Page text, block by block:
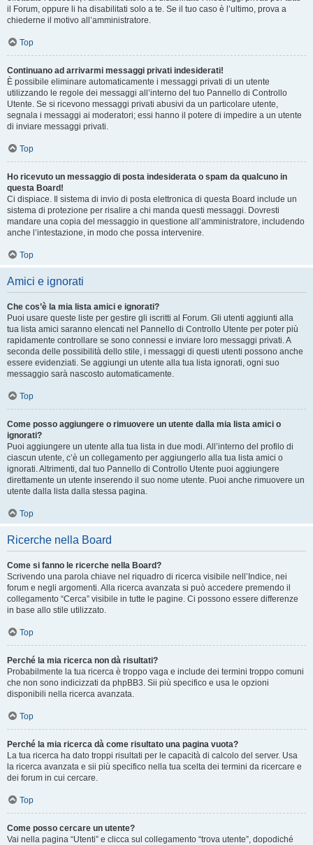
il Forum, oppure li ha disabilitati solo a te. Se il tuo caso è l’ultimo, prova a
chiederne il motivo all’amministratore.
Top
Continuano ad arrivarmi messaggi privati indesiderati!
È possibile eliminare automaticamente i messaggi privati ​​di un utente
utilizzando le regole dei messaggi all’interno del tuo Pannello di Controllo
Utente. Se si ricevono messaggi privati ​​abusivi da un particolare utente,
segnala i messaggi ai moderatori; essi hanno il potere di impedire a un utente
di inviare messaggi privati​​.
Top
Ho ricevuto un messaggio di posta indesiderata o spam da qualcuno in
questa Board!
Ci dispiace. Il sistema di invio di posta elettronica di questa Board include un
sistema di protezione per risalire a chi manda questi messaggi. Dovresti
mandare una copia del messaggio in questione all’amministratore, includendo
anche l’intestazione, in modo che possa intervenire.
Top
Amici e ignorati
Che cos’è la mia lista amici e ignorati?
Puoi usare queste liste per gestire gli iscritti al Forum. Gli utenti aggiunti alla
tua lista amici saranno elencati nel Pannello di Controllo Utente per poter più
rapidamente controllare se sono connessi e inviare loro messaggi privati. A
seconda delle possibilità dello stile, i messaggi di questi utenti possono anche
essere evidenziati. Se aggiungi un utente alla tua lista ignorati, ogni suo
messaggio sarà nascosto automaticamente.
Top
Come posso aggiungere o rimuovere un utente dalla mia lista amici o
ignorati?
Puoi aggiungere un utente alla tua lista in due modi. All’interno del profilo di
ciascun utente, c’è un collegamento per aggiungerlo alla tua lista amici o
ignorati. Altrimenti, dal tuo Pannello di Controllo Utente puoi aggiungere
direttamente un utente inserendo il suo nome utente. Puoi anche rimuovere un
utente dalla lista dalla stessa pagina.
Top
Ricerche nella Board
Come si fanno le ricerche nella Board?
Scrivendo una parola chiave nel riquadro di ricerca visibile nell’Indice, nei
forum e negli argomenti. Alla ricerca avanzata si può accedere premendo il
collegamento “Cerca” visibile in tutte le pagine. Ci possono essere differenze
in base allo stile utilizzato.
Top
Perché la mia ricerca non dà risultati?
Probabilmente la tua ricerca è troppo vaga e include dei termini troppo comuni
che non sono indicizzati da phpBB3. Sii più specifico e usa le opzioni
disponibili nella ricerca avanzata.
Top
Perché la mia ricerca dà come risultato una pagina vuota?
La tua ricerca ha dato troppi risultati per le capacità di calcolo del server. Usa
la ricerca avanzata e sii più specifico nella tua scelta dei termini da ricercare e
dei forum in cui cercare.
Top
Come posso cercare un utente?
Vai nella pagina “Utenti” e clicca sul collegamento “trova utente”, dopodiché